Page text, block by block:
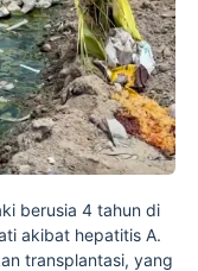
berusia 4 tahun di
akibat hepatitis A.
transplantasi, yang